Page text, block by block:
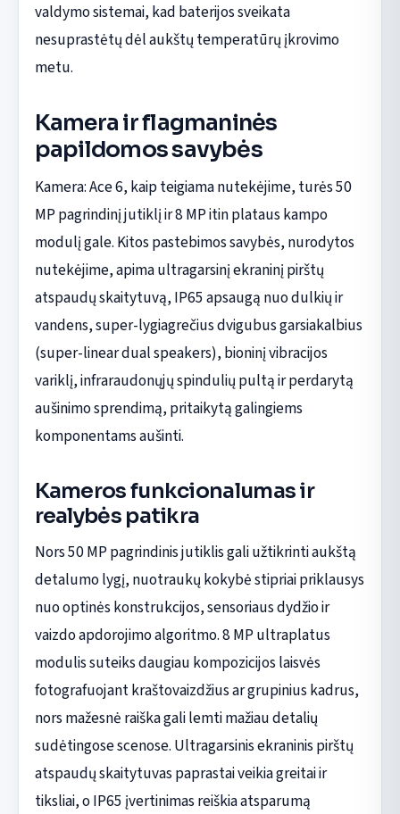
valdymo sistemai, kad baterijos sveikata
nesuprastėtų dėl aukštų temperatūrų įkrovimo
metu.
Kamera ir flagmaninės
papildomos savybės
Kamera: Ace 6, kaip teigiama nutekėjime, turės 50
MP pagrindinį jutiklį ir 8 MP itin plataus kampo
modulį gale. Kitos pastebimos savybės, nurodytos
nutekėjime, apima ultragarsinį ekraninį pirštų
atspaudų skaitytuvą, IP65 apsaugą nuo dulkių ir
vandens, super-lygiagrečius dvigubus garsiakalbius
(super-linear dual speakers), bioninį vibracijos
variklį, infraraudonųjų spindulių pultą ir perdarytą
aušinimo sprendimą, pritaikytą galingiems
komponentams aušinti.
Kameros funkcionalumas ir
realybės patikra
Nors 50 MP pagrindinis jutiklis gali užtikrinti aukštą
detalumo lygį, nuotraukų kokybė stipriai priklausys
nuo optinės konstrukcijos, sensoriaus dydžio ir
vaizdo apdorojimo algoritmo. 8 MP ultraplatus
modulis suteiks daugiau kompozicijos laisvės
fotografuojant kraštovaizdžius ar grupinius kadrus,
nors mažesnė raiška gali lemti mažiau detalių
sudėtingose scenose. Ultragarsinis ekraninis pirštų
atspaudų skaitytuvas paprastai veikia greitai ir
tiksliai, o IP65 įvertinimas reiškia atsparumą